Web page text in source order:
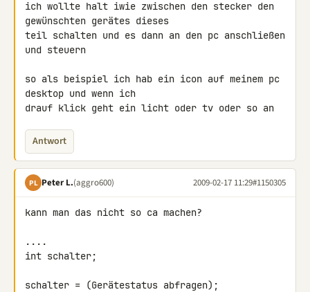
ich wollte halt iwie zwischen den stecker den
gewünschten gerätes dieses
teil schalten und es dann an den pc anschließen
und steuern
so als beispiel ich hab ein icon auf meinem pc
desktop und wenn ich
drauf klick geht ein licht oder tv oder so an
Antwort
PL Peter L.(aggro600) 2009-02-17 11:29#1150305
kann man das nicht so ca machen?
....
int schalter;
schalter = (Gerätestatus abfragen);